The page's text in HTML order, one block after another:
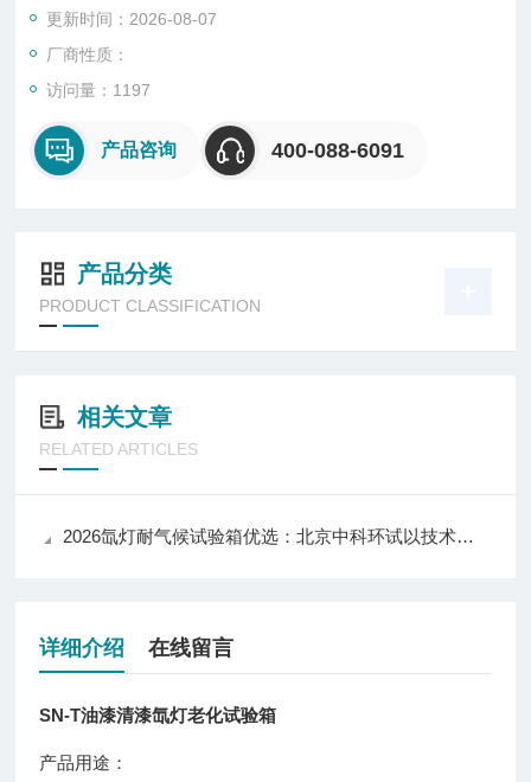
更新时间：2026-08-07
厂商性质：
访问量：1197
产品咨询 400-088-6091
产品分类
PRODUCT CLASSIFICATION
相关文章
RELATED ARTICLES
2026氙灯耐气候试验箱优选：北京中科环试以技术实力推动行业应用升级
详细介绍 在线留言
SN-T油漆清漆氙灯老化试验箱
产品用途：